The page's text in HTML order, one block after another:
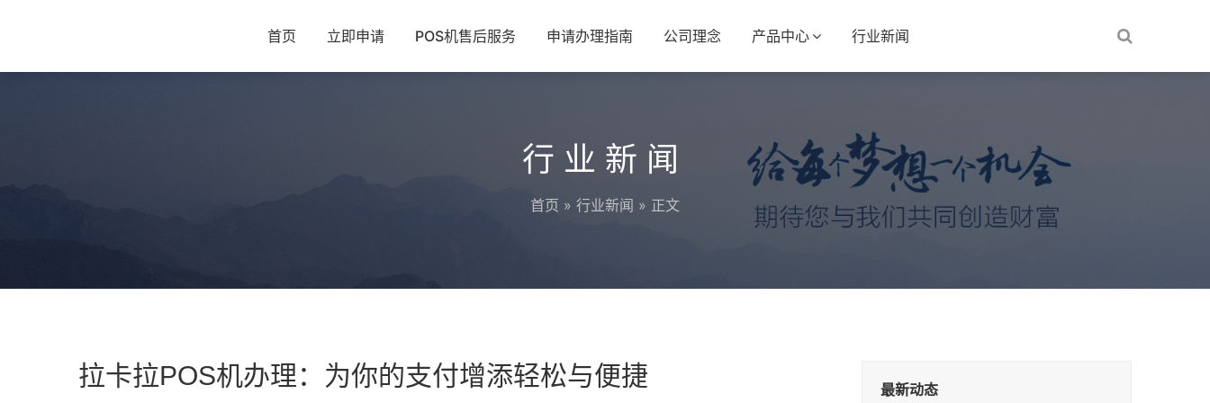
首页 立即申请 POS机售后服务 申请办理指南 公司理念 产品中心 行业新闻
行业新闻
首页 » 行业新闻 » 正文
拉卡拉POS机办理：为你的支付增添轻松与便捷 最新动态